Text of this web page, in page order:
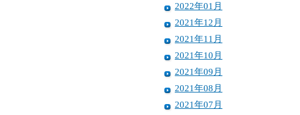
2022年01月
2021年12月
2021年11月
2021年10月
2021年09月
2021年08月
2021年07月